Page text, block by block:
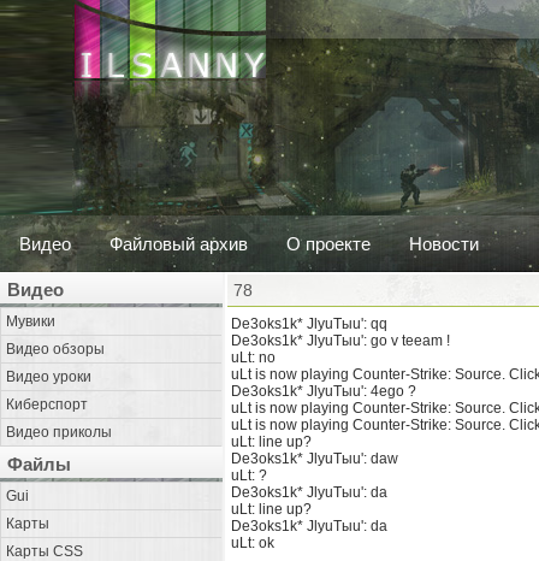
Видео Файловый архив О проекте Новости
Видео
Мувики
Видео обзоры
Видео уроки
Киберспорт
Видео приколы
Файлы
Gui
Карты
Карты CSS
78
De3oks1k* JlyuTыu': qq
De3oks1k* JlyuTыu': go v teeam !
uLt: no
uLt is now playing Counter-Strike: Source.
De3oks1k* JlyuTыu': 4ego ?
uLt is now playing Counter-Strike: Source.
uLt is now playing Counter-Strike: Source.
uLt: line up?
De3oks1k* JlyuTыu': daw
uLt: ?
De3oks1k* JlyuTыu': da
uLt: line up?
De3oks1k* JlyuTыu': da
uLt: ok